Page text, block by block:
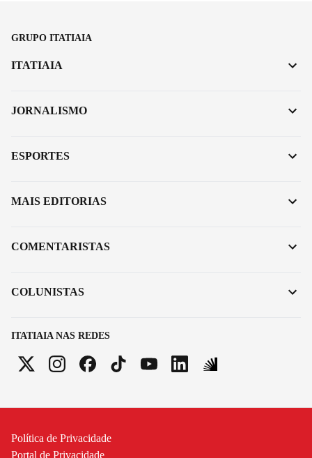
GRUPO ITATIAIA
ITATIAIA NAS REDES
ITATIAIA
JORNALISMO
ESPORTES
MAIS EDITORIAS
COMENTARISTAS
COLUNISTAS
Política de Privacidade
Portal de Privacidade